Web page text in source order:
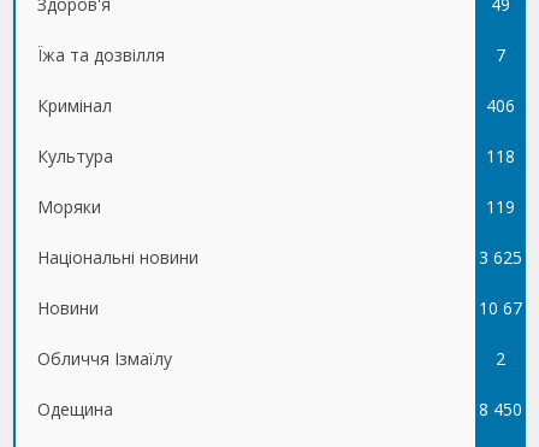
Їжа та дозвілля 7
Кримінал 406
Культура 118
Моряки 119
Національні новини 3 625
Новини 10 67
5
Обличчя Ізмаїлу 2
Одещина 8 450